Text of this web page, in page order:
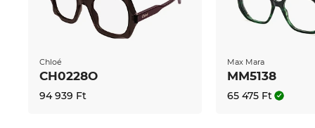
Chloé
CH0228O
94 939 Ft
Max Mara
MM5138
65 475 Ft